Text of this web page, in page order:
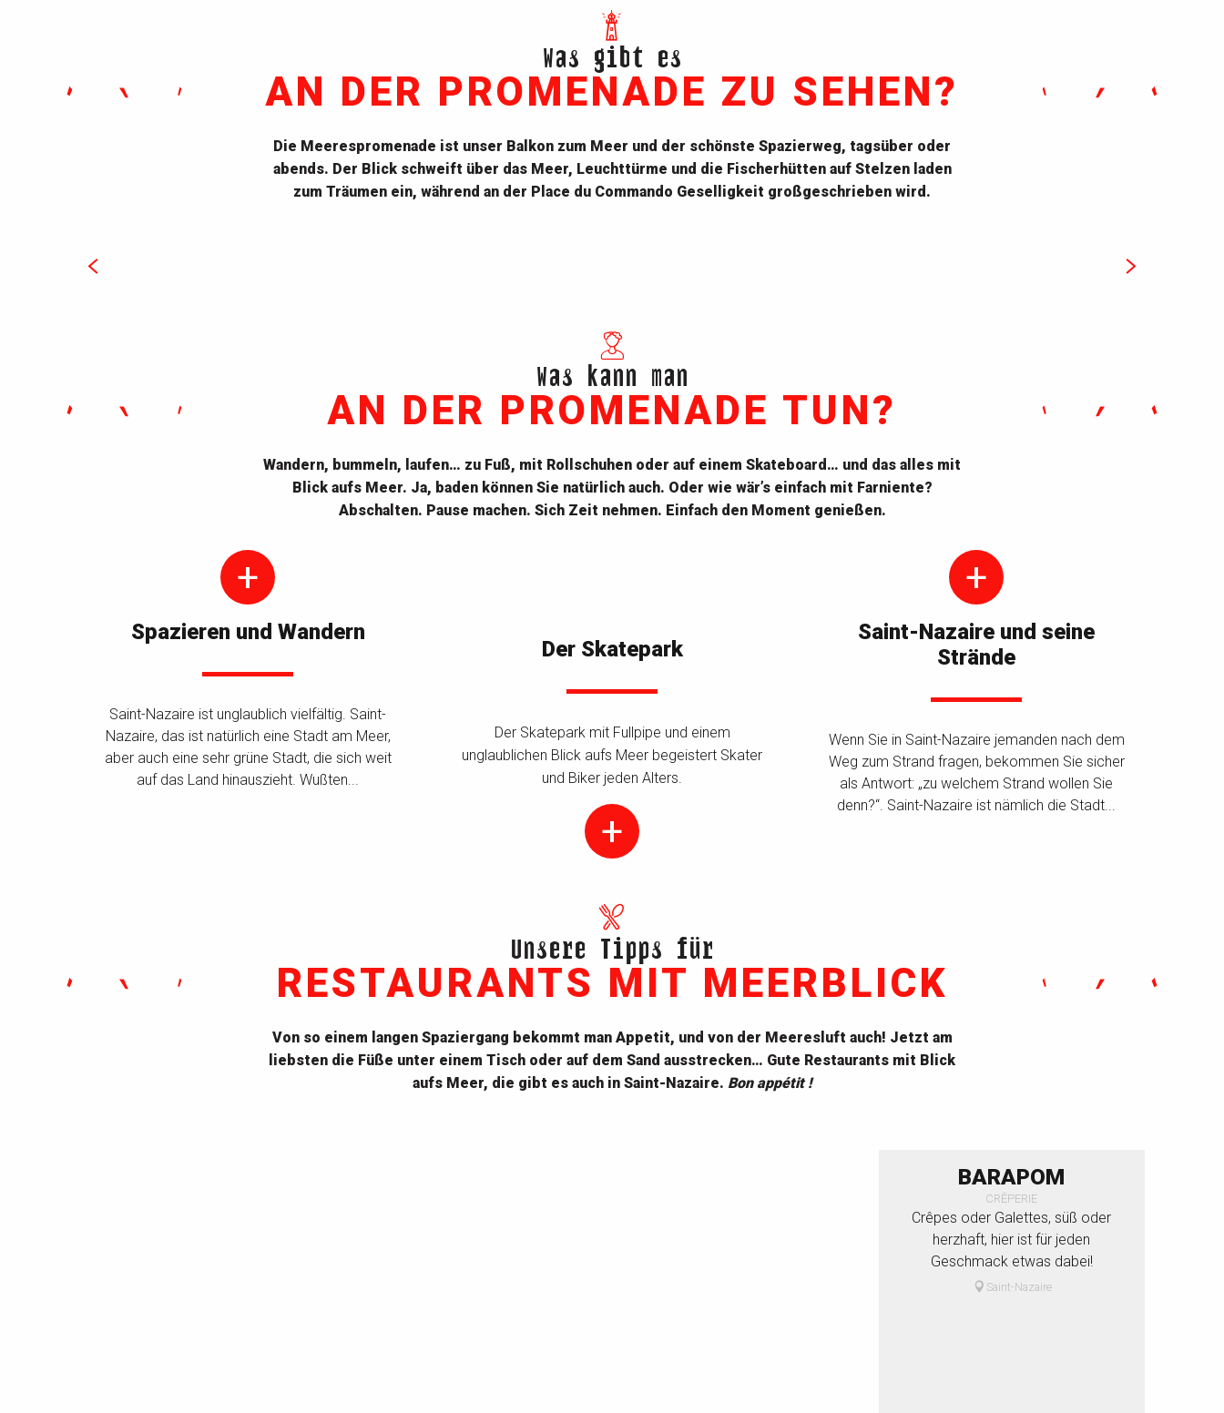
Was gibt es
AN DER PROMENADE ZU SEHEN?
Die Meerespromenade ist unser Balkon zum Meer und der schönste Spazierweg, tagsüber oder
abends. Der Blick schweift über das Meer, Leuchttürme und die Fischerhütten auf Stelzen laden
zum Träumen ein, während an der Place du Commando Geselligkeit großgeschrieben wird.
Leuchttürme und Fischerhütten
Was kann man
AN DER PROMENADE TUN?
Wandern, bummeln, laufen… zu Fuß, mit Rollschuhen oder auf einem Skateboard… und das alles mit
Blick aufs Meer. Ja, baden können Sie natürlich auch. Oder wie wär’s einfach mit Farniente?
Abschalten. Pause machen. Sich Zeit nehmen. Einfach den Moment genießen.
Spazieren und Wandern
Saint-Nazaire ist unglaublich vielfältig. Saint-
Nazaire, das ist natürlich eine Stadt am Meer,
aber auch eine sehr grüne Stadt, die sich weit
auf das Land hinauszieht. Wußten...
Der Skatepark
Der Skatepark mit Fullpipe und einem
unglaublichen Blick aufs Meer begeistert Skater
und Biker jeden Alters.
Saint-Nazaire und seine
Strände
Wenn Sie in Saint-Nazaire jemanden nach dem
Weg zum Strand fragen, bekommen Sie sicher
als Antwort: „zu welchem Strand wollen Sie
denn?“. Saint-Nazaire ist nämlich die Stadt...
Unsere Tipps für
RESTAURANTS MIT MEERBLICK
Von so einem langen Spaziergang bekommt man Appetit, und von der Meeresluft auch! Jetzt am
liebsten die Füße unter einem Tisch oder auf dem Sand ausstrecken… Gute Restaurants mit Blick
aufs Meer, die gibt es auch in Saint-Nazaire. Bon appétit !
BARAPOM
CRÊPERIE
Crêpes oder Galettes, süß oder
herzhaft, hier ist für jeden
Geschmack etwas dabei!
Saint-Nazaire